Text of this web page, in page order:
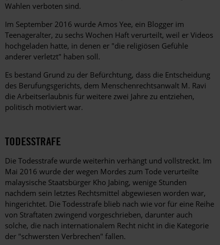
Wahlen verboten sind.
Im September 2016 wurde Amos Yee, ein Blogger im
Teenageralter, zu sechs Wochen Haft verurteilt, weil er Videos
hochgeladen hatte, in denen er "die religiösen Gefühle
anderer verletzt" haben soll.
Es bestand Grund zu der Befürchtung, dass die Entscheidung
des Berufungsgerichts, dem Menschenrechtsanwalt M. Ravi
die Arbeitserlaubnis für weitere zwei Jahre zu entziehen,
politisch motiviert war.
TODESSTRAFE
Die Todesstrafe wurde weiterhin verhängt und vollstreckt. Im
Mai 2016 wurde der wegen Mordes zum Tode verurteilte
malaysische Staatsbürger Kho Jabing, wenige Stunden
nachdem sein letztes Rechtsmittel abgewiesen worden war,
hingerichtet. Die Todesstrafe blieb nach wie vor für eine Reihe
von Straftaten zwingend vorgeschrieben, darunter auch
solche, die nach internationalem Recht nicht in die Kategorie
der "schwersten Verbrechen" fallen.